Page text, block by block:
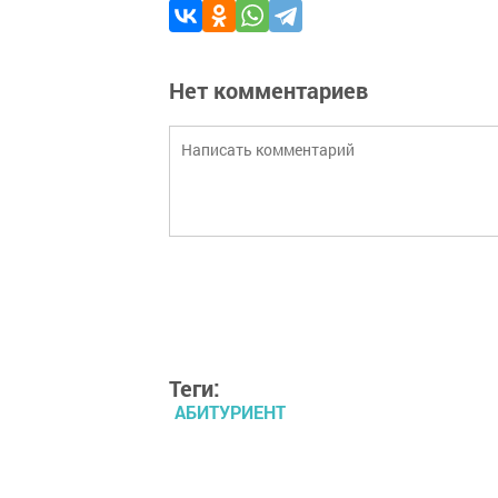
Нет комментариев
Теги:
АБИТУРИЕНТ